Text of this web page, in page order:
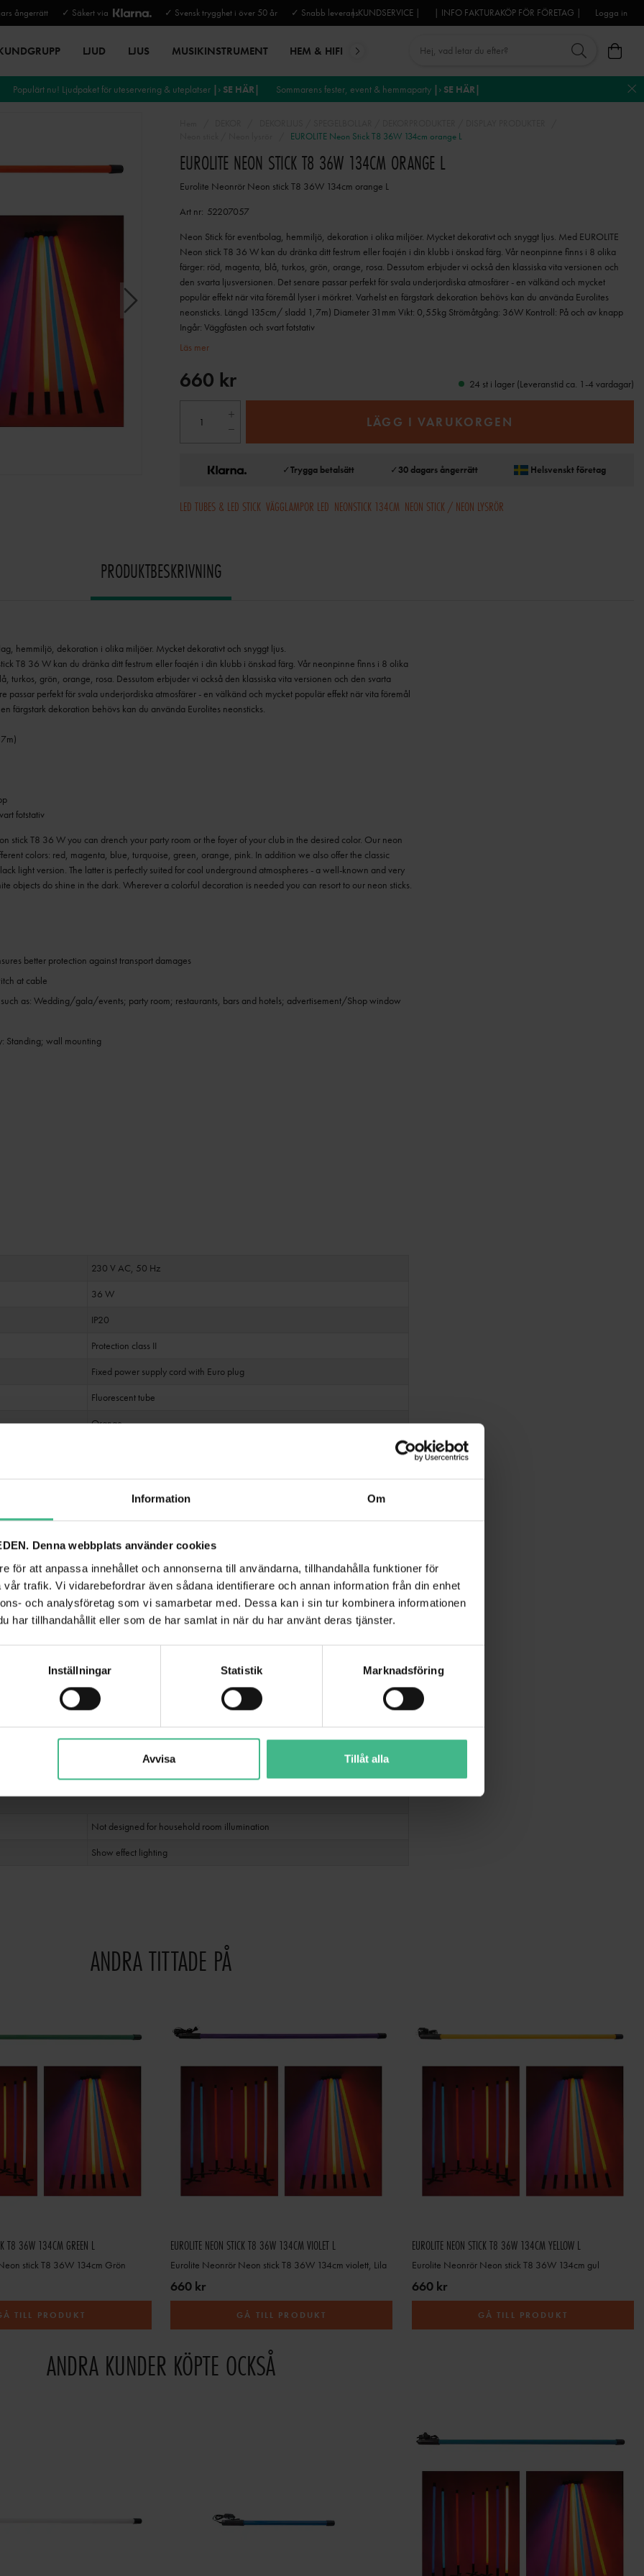
Information Om
Denna webbplats använder cookies
för att anpassa innehållet och annonserna till användarna, tillhandahålla funktioner för
trafik. Vi vidarebefordrar även sådana identifierare och annan information från din enhet
och analysföretag som vi samarbetar med. Dessa kan i sin tur kombinera informationen
har tillhandahållit eller som de har samlat in när du har använt deras tjänster.
Inställningar Statistik Marknadsföring
Avvisa Tillåt alla
ångerrätt ✓ Säkert via ✓ Svensk trygghet i över 50 år ✓ Snabb leverans| KUNDSERVICE | | INFO FAKTURAKÖP FÖR FÖRETAG | Logga in
LJUD LJUS MUSIKINSTRUMENT HEM & HIFI MIKROFONER DJ-UTRUSTNING TROSS
Populärt nu! Ljudpaket för uteservering & uteplatser |› SE HÄR| Sommarens fester, event & hemmaparty |› SE HÄR|
EUROLITE Neon Stick T8 36W 134cm orange L
EUROLITE NEON STICK T8 36W 134CM ORANGE L
Eurolite Neonrör Neon stick T8 36W 134cm orange L
Art nr: 52207057
Neon Stick för eventbolag, hemmiljö, dekoration i olika miljöer. Mycket dekorativt och snyggt ljus. Med EUROLITE
Neon stick T8 36 W kan du dränka ditt festrum eller foajén i din klubb i önskad färg. Vår neonpinne finns i 8 olika
färger: röd, magenta, blå, turkos, grön, orange, rosa. Dessutom erbjuder vi också den klassiska vita versionen och
den svarta ljusversionen. Det senare passar perfekt för svala underjordiska atmosfärer - en välkänd och mycket
populär effekt när vita föremål lyser i mörkret. Varhelst en färgstark dekoration behövs kan du använda Eurolites
neonsticks. Längd 135cm/ sladd 1,7m) Diameter 31mm Vikt: 0,55kg Strömåtgång: 36W Kontroll: På och av knapp
Ingår: Väggfästen och svart fotstativ
Läs mer
660 kr 24 st i lager (Leveranstid ca. 1-4 vardagar)
LÄGG I VARUKORGEN
✓Trygga betalsätt ✓30 dagars ångerrätt Helsvenskt företag
LED TUBES & LED STICK VÄGGLAMPOR LED NEONSTICK 134CM NEON STICK / NEON LYSRÖR
PRODUKTBESKRIVNING
hemmiljö, dekoration i olika miljöer. Mycket dekorativt och snyggt ljus.
T8 36 W kan du dränka ditt festrum eller foajén i din klubb i önskad färg. Vår neonpinne finns i 8 olika
turkos, grön, orange, rosa. Dessutom erbjuder vi också den klassiska vita versionen och den svarta
passar perfekt för svala underjordiska atmosfärer - en välkänd och mycket populär effekt när vita föremål
färgstark dekoration behövs kan du använda Eurolites neonsticks.
fotstativ
stick T8 36 W you can drench your party room or the foyer of your club in the desired color. Our neon
colors: red, magenta, blue, turquoise, green, orange, pink. In addition we also offer the classic
light version. The latter is perfectly suited for cool underground atmospheres - a well-known and very
objects do shine in the dark. Wherever a colorful decoration is needed you can resort to our neon sticks.
better protection against transport damages
at cable
such as: Wedding/gala/events; party room; restaurants, bars and hotels; advertisement/Shop window
Standing; wall mounting
230 V AC, 50 Hz
36 W
IP20
Protection class II
Fixed power supply cord with Euro plug
Fluorescent tube
Orange
Diameter: Ø 3.1 cm
0.45 kg
Class 0 (no noise at all)
2 x 0.75 mm² H03VVH2-F
Approx. 1.7 m
Black
Not designed for household room illumination
Show effect lighting
ANDRA TITTADE PÅ
T8 36W 134CM GREEN L
stick T8 36W 134cm Grön
TILL PRODUKT
EUROLITE NEON STICK T8 36W 134CM VIOLET L
Eurolite Neonrör Neon stick T8 36W 134cm violett, Lila
660 kr
GÅ TILL PRODUKT
EUROLITE NEON STICK T8 36W 134CM YELLOW L
Eurolite Neonrör Neon stick T8 36W 134cm gul
660 kr
GÅ TILL PRODUKT
ANDRA KUNDER KÖPTE OCKSÅ